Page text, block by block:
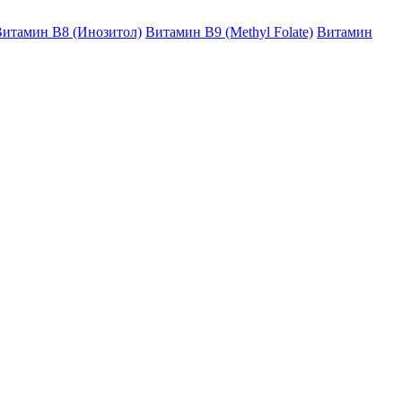
B8 (Инозитол) Витамин B9 (Methyl Folate) Витамин